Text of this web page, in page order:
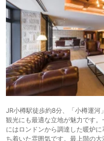
JR小樽駅徒歩約8分、「小樽運河
観光にも最適な立地が魅力です
にはロンドンから調達した暖炉
ち着いた雰囲気です。最上階の